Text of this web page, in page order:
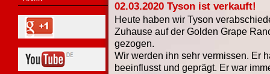
02.03.2020 Tyson ist verkauft!
Heute haben wir Tyson
Zuhause auf der Golden Grape
gezogen.
Wir werden ihn sehr vermissen. Er
beeinflusst und geprägt. Er war